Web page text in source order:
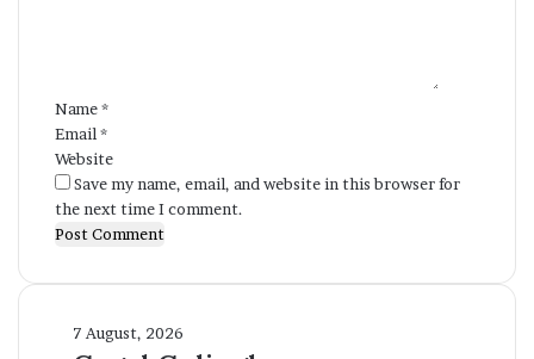
Name*
Email *
Website
Save my name, email, and website in this browser for
the next time I comment.
Gagal
7 August, 2026